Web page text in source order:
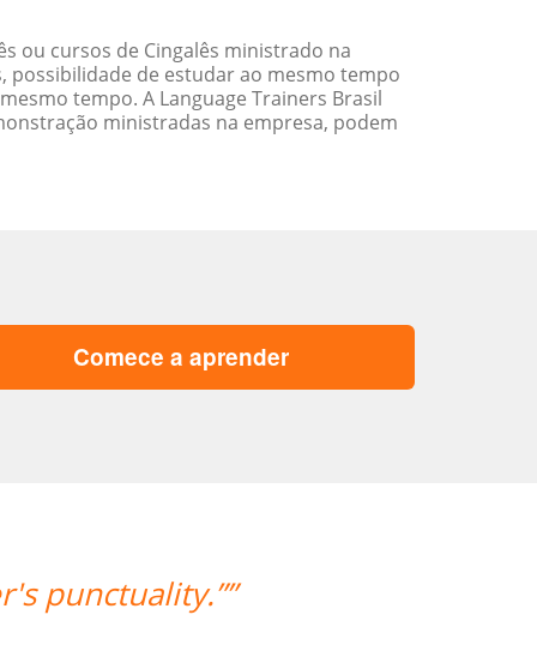
ou cursos de Cingalês ministrado na
possibilidade de estudar ao mesmo tempo
tempo. A Language Trainers Brasil
ministradas na empresa, podem
Comece a aprender
professor é muito atencioso e o